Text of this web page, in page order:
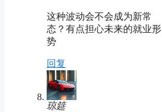
这种波动会不会成为新常
态？有点担心未来的就业形
势
回复
琼筵